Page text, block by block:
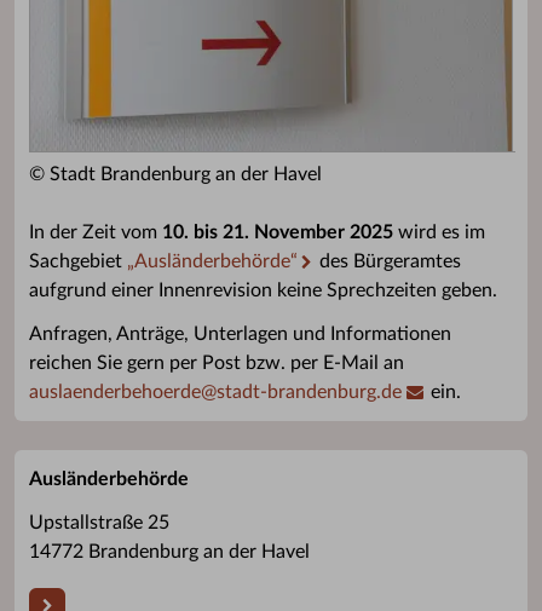
© Stadt Brandenburg an der Havel
In der Zeit vom 10. bis 21. November 2025 wird es im
Sachgebiet „Ausländerbehörde“
des Bürgeramtes
aufgrund einer Innenrevision keine Sprechzeiten geben.
Anfragen, Anträge, Unterlagen und Informationen
reichen Sie gern per Post bzw. per E-Mail an
auslaenderbehoerde@stadt-brandenburg.de ein.
Ausländerbehörde
Upstallstraße 25
14772 Brandenburg an der Havel